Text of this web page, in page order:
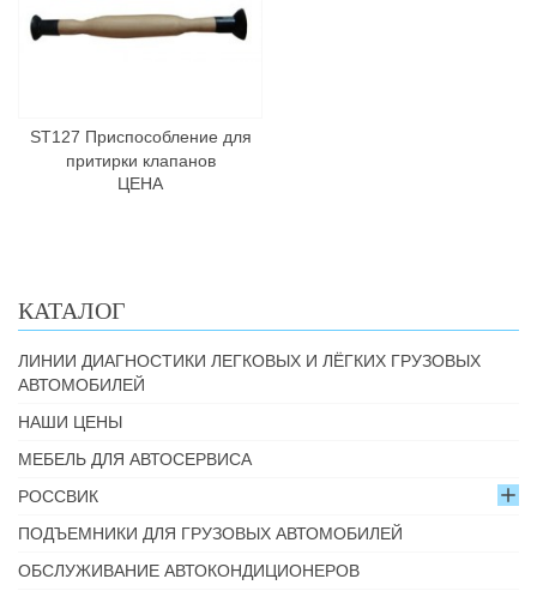
ST127 Приспособление для
притирки клапанов
ЦЕНА
КАТАЛОГ
ЛИНИИ ДИАГНОСТИКИ ЛЕГКОВЫХ И ЛЁГКИХ ГРУЗОВЫХ
АВТОМОБИЛЕЙ
НАШИ ЦЕНЫ
МЕБЕЛЬ ДЛЯ АВТОСЕРВИСА
РОССВИК
ПОДЪЕМНИКИ ДЛЯ ГРУЗОВЫХ АВТОМОБИЛЕЙ
ОБСЛУЖИВАНИЕ АВТОКОНДИЦИОНЕРОВ